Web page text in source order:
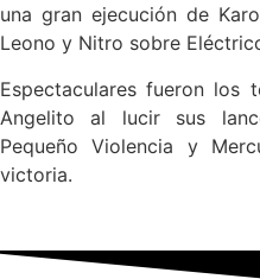
una gran ejecución de
Leono y Nitro sobre
Espectaculares fueron los
Angelito al lucir sus
Pequeño Violencia y
victoria.